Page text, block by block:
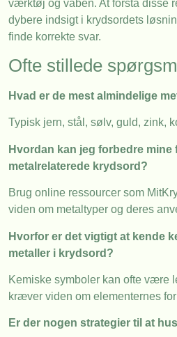
værktøj og våben. At forstå disse
dybere indsigt i krydsordets
finde korrekte svar.
Ofte stillede
Hvad er de mest almindelige
Typisk jern, stål, sølv, guld, zink,
Hvordan kan jeg forbedre
metalrelaterede krydsord?
Brug online ressourcer som
viden om metaltyper og deres
Hvorfor er det vigtigt at kende
metaller i krydsord?
Kemiske symboler kan ofte være
kræver viden om elementernes
Er der nogen strategier til at